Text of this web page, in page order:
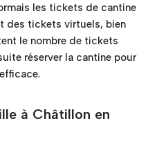
les tickets de cantine
des tickets virtuels, bien
le nombre de tickets
réserver la cantine pour
à Châtillon en